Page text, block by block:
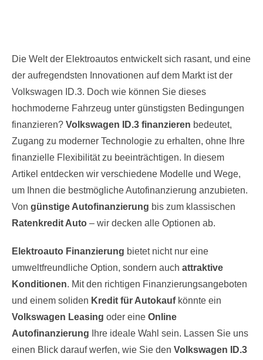
Die Welt der Elektroautos entwickelt sich rasant, und eine
der aufregendsten Innovationen auf dem Markt ist der
Volkswagen ID.3. Doch wie können Sie dieses
hochmoderne Fahrzeug unter günstigsten Bedingungen
finanzieren? Volkswagen ID.3 finanzieren bedeutet,
Zugang zu moderner Technologie zu erhalten, ohne Ihre
finanzielle Flexibilität zu beeinträchtigen. In diesem
Artikel entdecken wir verschiedene Modelle und Wege,
um Ihnen die bestmögliche Autofinanzierung anzubieten.
Von günstige Autofinanzierung bis zum klassischen
Ratenkredit Auto – wir decken alle Optionen ab.
Elektroauto Finanzierung bietet nicht nur eine
umweltfreundliche Option, sondern auch attraktive
Konditionen. Mit den richtigen Finanzierungsangeboten
und einem soliden Kredit für Autokaufkönnte ein
Volkswagen Leasing oder eine Online
Autofinanzierung Ihre ideale Wahl sein. Lassen Sie uns
einen Blick darauf werfen, wie Sie den Volkswagen ID.3